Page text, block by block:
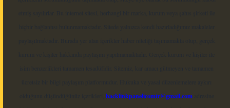
backlinkpanelicomtr@gmail.comadresine